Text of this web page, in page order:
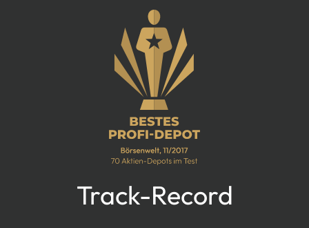
Track-Record